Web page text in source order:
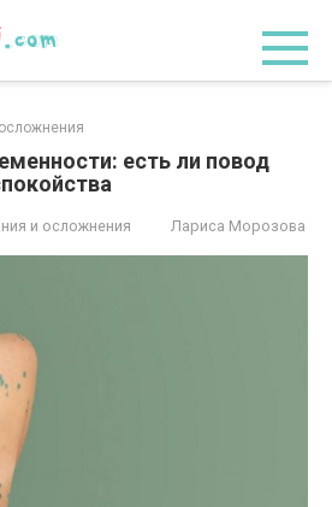
есть ли повод
и осложнения Лариса Морозова